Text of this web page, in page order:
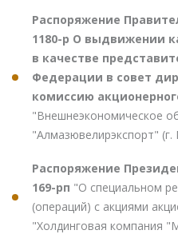
Распоряжение
1180-р О выдвижении
в качестве
Федерации в совет
комиссию
"Внешнеэкономическое
"Алмазювелирэкспорт"
Распоряжение
169-рп "О специальном
(операций) с акциями
"Холдинговая компания